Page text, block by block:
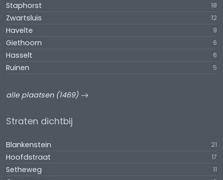
Staphorst 18
Zwartsluis 12
Havelte 9
Giethoorn 6
Hasselt 6
Ruinen 5
alle plaatsen (1469)
Straten dichtbij
Blankenstein 21
Hoofdstraat 17
Setheweg 11